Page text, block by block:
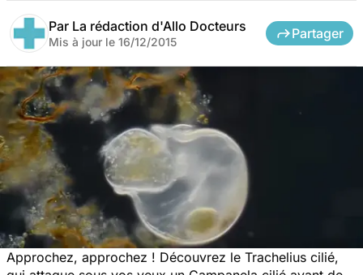
Par La rédaction d'Allo Docteurs
Mis à jour le 16/12/2015
Partager
Approchez, approchez ! Découvrez le Trachelius cilié,